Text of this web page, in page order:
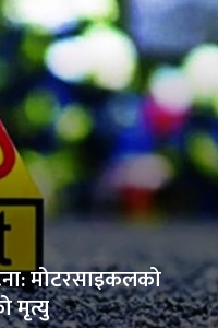
मोटरसाइकलको
मृत्यु